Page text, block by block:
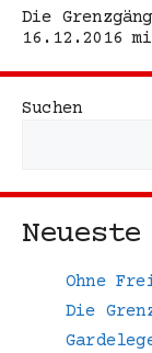
Die
16.12.2016
Suchen
Ohne
Die